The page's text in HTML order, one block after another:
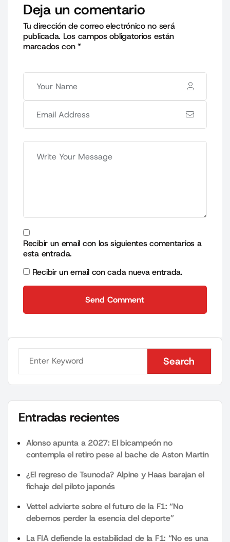
Deja un comentario
Tu dirección de correo electrónico no será
publicada. Los campos obligatorios están
marcados con*
Recibir un email con los siguientes comentarios a
esta entrada.
Recibir un email con cada nueva entrada.
Send Comment
Search
Search
Entradas recientes
Alonso apunta a 2027: El bicampeón no
contempla el retiro pese al bache de Aston Martin
¿El regreso de Tsunoda? Alpine y Haas barajan el
fichaje del piloto japonés
Vettel advierte sobre el futuro de la F1: “No
debemos perder la esencia del deporte”
La FIA defiende la estabilidad de la F1: “No es una